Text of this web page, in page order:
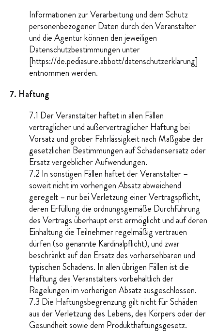
Informationen zur Verarbeitung und dem Schutz
personenbezogener Daten durch den Veranstalter
und die Agentur können den jeweiligen
Datenschutzbestimmungen unter
[https://de.pediasure.abbott/datenschutzerklarung]
entnommen werden.
7. Haftung
7.1 Der Veranstalter haftet in allen Fällen
vertraglicher und außervertraglicher Haftung bei
Vorsatz und grober Fahrlässigkeit nach Maßgabe der
gesetzlichen Bestimmungen auf Schadensersatz oder
Ersatz vergeblicher Aufwendungen.
7.2 In sonstigen Fällen haftet der Veranstalter –
soweit nicht im vorherigen Absatz abweichend
geregelt – nur bei Verletzung einer Vertragspflicht,
deren Erfüllung die ordnungsgemäße Durchführung
des Vertrags überhaupt erst ermöglicht und auf deren
Einhaltung die Teilnehmer regelmäßig vertrauen
dürfen (so genannte Kardinalpflicht), und zwar
beschränkt auf den Ersatz des vorhersehbaren und
typischen Schadens. In allen übrigen Fällen ist die
Haftung des Veranstalters vorbehaltlich der
Regelungen im vorherigen Absatz ausgeschlossen.
7.3 Die Haftungsbegrenzung gilt nicht für Schäden
aus der Verletzung des Lebens, des Körpers oder der
Gesundheit sowie dem Produkthaftungsgesetz.